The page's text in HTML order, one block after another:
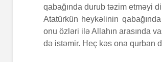
qabağında durub təzim etməyi
Atatürkün heykəlinin
onu özləri ilə Allahın arasında
də istəmir. Heç kəs ona qurban
AŞURA
26 İyun 2026
48 Baxış